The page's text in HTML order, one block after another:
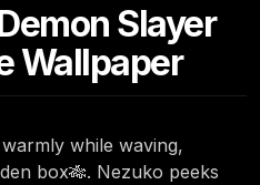
Slayer
Wallpaper
while waving,
box🎋. Nezuko peeks